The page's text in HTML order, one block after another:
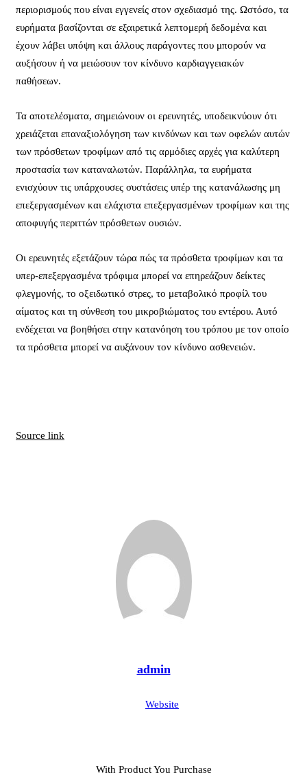
περιορισμούς που είναι εγγενείς στον σχεδιασμό της. Ωστόσο, τα
ευρήματα βασίζονται σε εξαιρετικά λεπτομερή δεδομένα και
έχουν λάβει υπόψη και άλλους παράγοντες που μπορούν να
αυξήσουν ή να μειώσουν τον κίνδυνο καρδιαγγειακών
παθήσεων.
Τα αποτελέσματα, σημειώνουν οι ερευνητές, υποδεικνύουν ότι
χρειάζεται επαναξιολόγηση των κινδύνων και των οφελών αυτών
των πρόσθετων τροφίμων από τις αρμόδιες αρχές για καλύτερη
προστασία των καταναλωτών. Παράλληλα, τα ευρήματα
ενισχύουν τις υπάρχουσες συστάσεις υπέρ της κατανάλωσης μη
επεξεργασμένων και ελάχιστα επεξεργασμένων τροφίμων και της
αποφυγής περιττών πρόσθετων ουσιών.
Οι ερευνητές εξετάζουν τώρα πώς τα πρόσθετα τροφίμων και τα
υπερ-επεξεργασμένα τρόφιμα μπορεί να επηρεάζουν δείκτες
φλεγμονής, το οξειδωτικό στρες, το μεταβολικό προφίλ του
αίματος και τη σύνθεση του μικροβιώματος του εντέρου. Αυτό
ενδέχεται να βοηθήσει στην κατανόηση του τρόπου με τον οποίο
τα πρόσθετα μπορεί να αυξάνουν τον κίνδυνο ασθενειών.
Source link
admin
Website
With Product You Purchase